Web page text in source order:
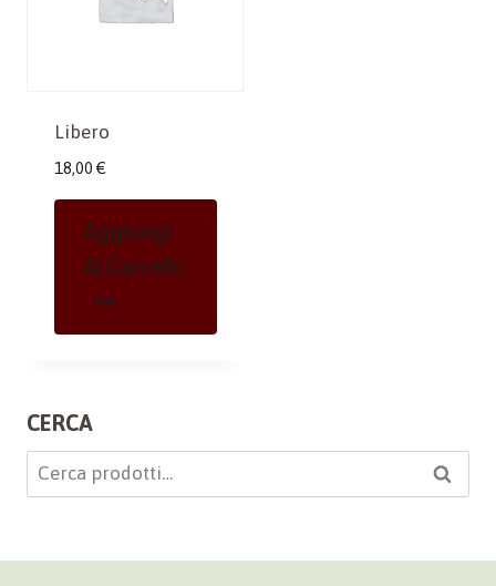
Libero
18,00 €
Aggiungi
Al Carrello
CERCA
Cerca: Cerca